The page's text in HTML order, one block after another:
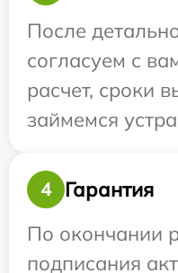
После
согласуем с
расчет, сроки
займемся
4
Гарантия
По окончании
подписания